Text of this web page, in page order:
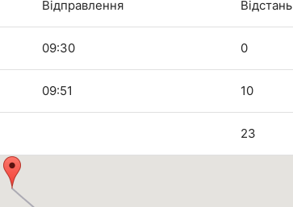
Відправлення
09:30 0
09:51 10
23